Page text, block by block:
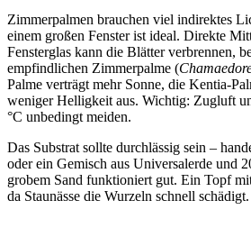
Zimmerpalmen brauchen viel indirektes
einem großen Fenster ist ideal. Direkte
Fensterglas kann die Blätter verbrennen,
empfindlichen Zimmerpalme (
Palme verträgt mehr Sonne, die Kentia-
weniger Helligkeit aus. Wichtig: Zugluft
°C unbedingt meiden.
Das Substrat sollte durchlässig sein –
oder ein Gemisch aus Universalerde und
grobem Sand funktioniert gut. Ein Topf
da Staunässe die Wurzeln schnell schädigt.